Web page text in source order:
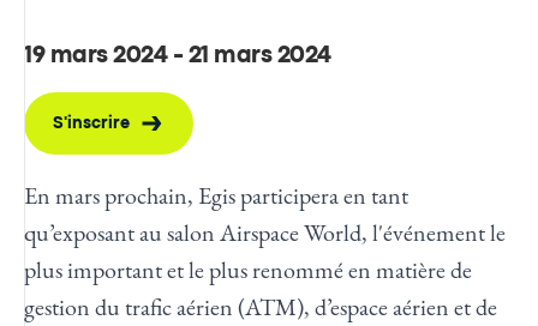
19 mars 2024 - 21 mars 2024
S'inscrire
En mars prochain, Egis participera en tant
qu’exposant au salon Airspace World, l'événement le
plus important et le plus renommé en matière de
gestion du trafic aérien (ATM), d’espace aérien et de